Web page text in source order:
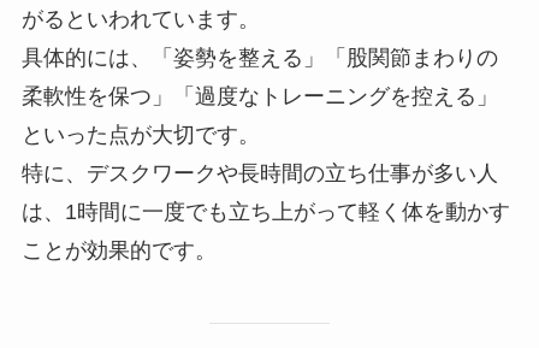
がるといわれています。
具体的には、「姿勢を整える」「股関節まわりの
柔軟性を保つ」「過度なトレーニングを控える」
といった点が大切です。
特に、デスクワークや長時間の立ち仕事が多い人
は、1時間に一度でも立ち上がって軽く体を動かす
ことが効果的です。